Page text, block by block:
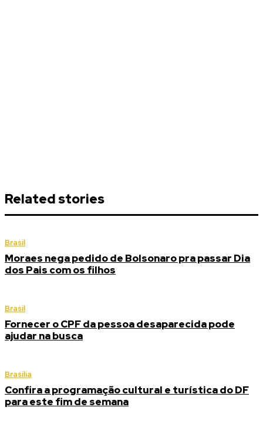
Related stories
Brasil
Moraes nega pedido de Bolsonaro pra passar Dia
dos Pais com os filhos
Brasil
Fornecer o CPF da pessoa desaparecida pode
ajudar na busca
Brasília
Confira a programação cultural e turística do DF
para este fim de semana